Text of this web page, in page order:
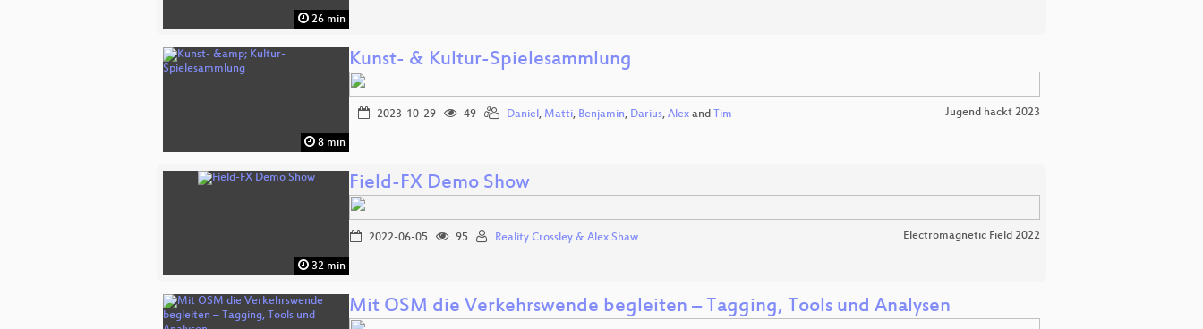
26 min
8 min
Kunst- & Kultur-Spielesammlung
2023-10-29 49 Daniel , Matti, Benjamin, Darius, Alex and Tim Jugend hackt 2023
32 min
Field-FX Demo Show
2022-06-05 95 Reality Crossley & Alex Shaw Electromagnetic Field 2022
Mit OSM die Verkehrswende begleiten – Tagging, Tools und Analysen